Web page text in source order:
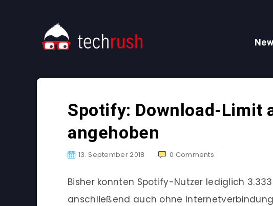
Spotify: Download-Limit
angehoben
13. September 2018 0 Comments
Bisher konnten Spotify-Nutzer lediglich
anschließend auch ohne